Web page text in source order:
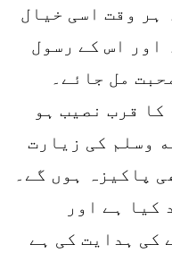
ہر وقت اسی خیال
اور اس کے رسول
مل جائے۔
قرب نصیب ہو
وسلم کی زیارت
پاکیزہ ہوں گے۔
کیا ہے اور
کی ہدایت کی ہے